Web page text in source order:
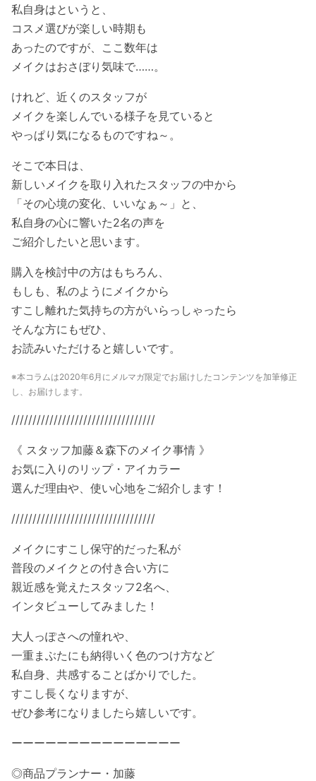
私自身はというと、
コスメ選びが楽しい時期も
あったのですが、ここ数年は
メイクはおさぼり気味で……。
けれど、近くのスタッフが
メイクを楽しんでいる様子を見ていると
やっぱり気になるものですね～。
そこで本日は、
新しいメイクを取り入れたスタッフの中から
「その心境の変化、いいなぁ～」と、
私自身の心に響いた2名の声を
ご紹介したいと思います。
購入を検討中の方はもちろん、
もしも、私のようにメイクから
すこし離れた気持ちの方がいらっしゃったら
そんな方にもぜひ、
お読みいただけると嬉しいです。
※本コラムは2020年6月にメルマガ限定でお届けしたコンテンツを加筆修正
し、お届けします。
//////////////////////////////////
《 スタッフ加藤＆森下のメイク事情 》
お気に入りのリップ・アイカラー
選んだ理由や、使い心地をご紹介します！
//////////////////////////////////
メイクにすこし保守的だった私が
普段のメイクとの付き合い方に
親近感を覚えたスタッフ2名へ、
インタビューしてみました！
大人っぽさへの憧れや、
一重まぶたにも納得いく色のつけ方など
私自身、共感することばかりでした。
すこし長くなりますが、
ぜひ参考になりましたら嬉しいです。
ーーーーーーーーーーーーーーー
◎商品プランナー・加藤